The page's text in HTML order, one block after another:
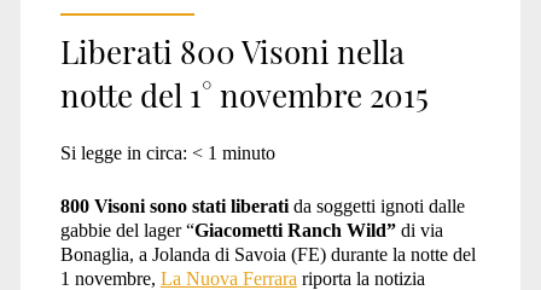
<span>via
Bonaglia</span>
Liberati 800 Visoni nella
notte del 1° novembre 2015
Si legge in circa: < 1 minuto
800 Visoni sono stati liberatida soggetti ignoti dalle
gabbie del lager “Giacometti Ranch Wild”di via
Bonaglia, a Jolanda di Savoia (FE) durante la notte del
1 novembre, La Nuova Ferrara riporta la notizia